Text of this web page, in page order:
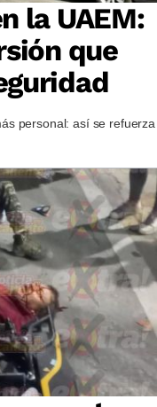
la UAEM:
que
personal: así se refuerza